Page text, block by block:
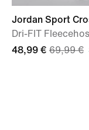
Jordan Sport
Dri-FIT
48,99 € 69,99 €